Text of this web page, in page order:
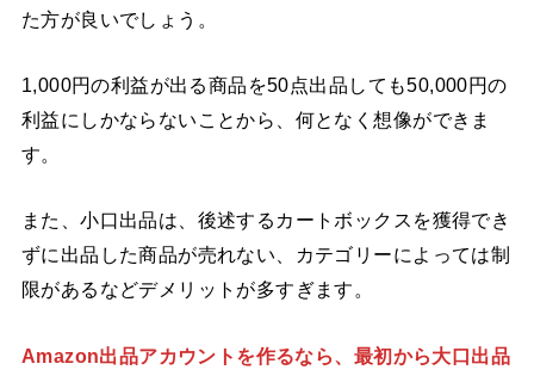
た方が良いでしょう。
1,000円の利益が出る商品を50点出品しても50,000円の
利益にしかならないことから、何となく想像ができま
す。
また、小口出品は、後述するカートボックスを獲得でき
ずに出品した商品が売れない、カテゴリーによっては制
限があるなどデメリットが多すぎます。
Amazon出品アカウントを作るなら、最初から大口出品